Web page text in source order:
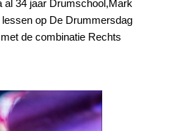
al 34 jaar Drumschool,Mark
op De Drummersdag
de combinatie Rechts